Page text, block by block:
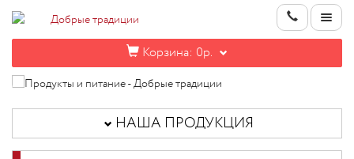
Корзина: 0р.
ПРОДУКЦИЯ
НАША ПРОДУКЦИЯ